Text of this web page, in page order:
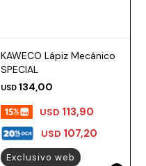
KAWECO Lápiz Mecánico
SPECIAL
USD 134,00
USD 107,20
USD 113,90
Exclusivo web